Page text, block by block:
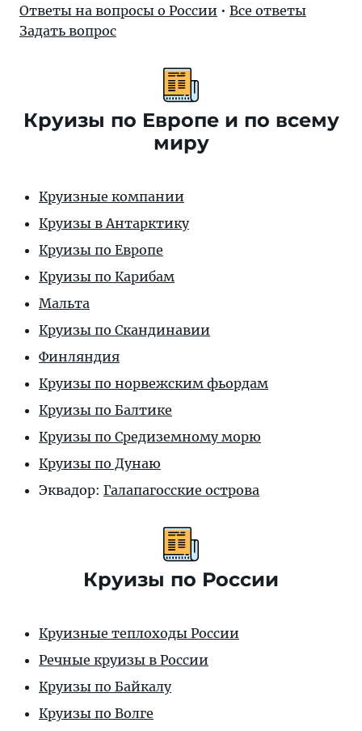
Ответы на вопросы о России • Все ответы
Задать вопрос
Круизы по Европе и по всему
миру
Круизные компании
Круизы в Антарктику
Круизы по Европе
Круизы по Карибам
Мальта
Круизы по Скандинавии
Финляндия
Круизы по норвежским фьордам
Круизы по Балтике
Круизы по Средиземному морю
Круизы по Дунаю
Эквадор: Галапагосские острова
Круизы по России
Круизные теплоходы России
Речные круизы в России
Круизы по Байкалу
Круизы по Волге